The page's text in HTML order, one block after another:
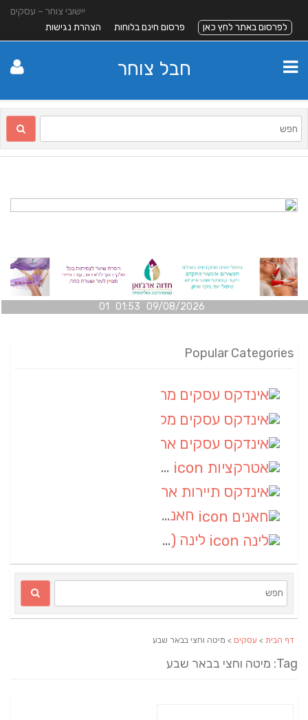
יישובי צוחר – עסקים
לפרסום באתר לחץ כאן
פרסום חינם בלוחות הצהרת נגישות
חבל צוחר
09/08/2026 01:53 01
Popular Categories
אטרקציות
חאנים
לינה (1)
דף הבית > עסקים > מיטה וחצי בבאר שבע
Tag: מיטה וחצי בבאר שבע